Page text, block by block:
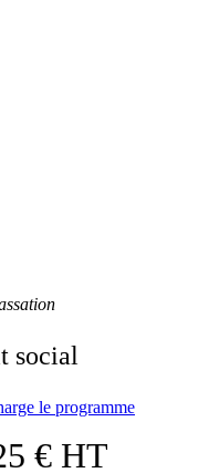
social
le programme
€ HT